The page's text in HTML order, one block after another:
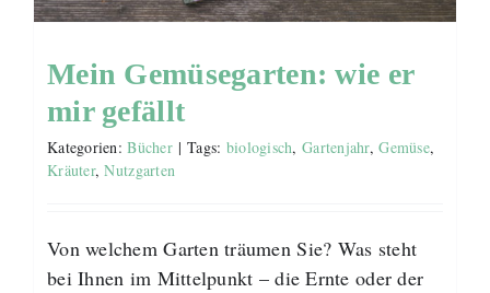
Mein Gemüsegarten: wie er
mir gefällt
Kategorien:Bücher | Tags: biologisch,Gartenjahr,Gemüse,
Kräuter,Nutzgarten
Von welchem Garten träumen Sie? Was steht
bei Ihnen im Mittelpunkt – die Ernte oder der